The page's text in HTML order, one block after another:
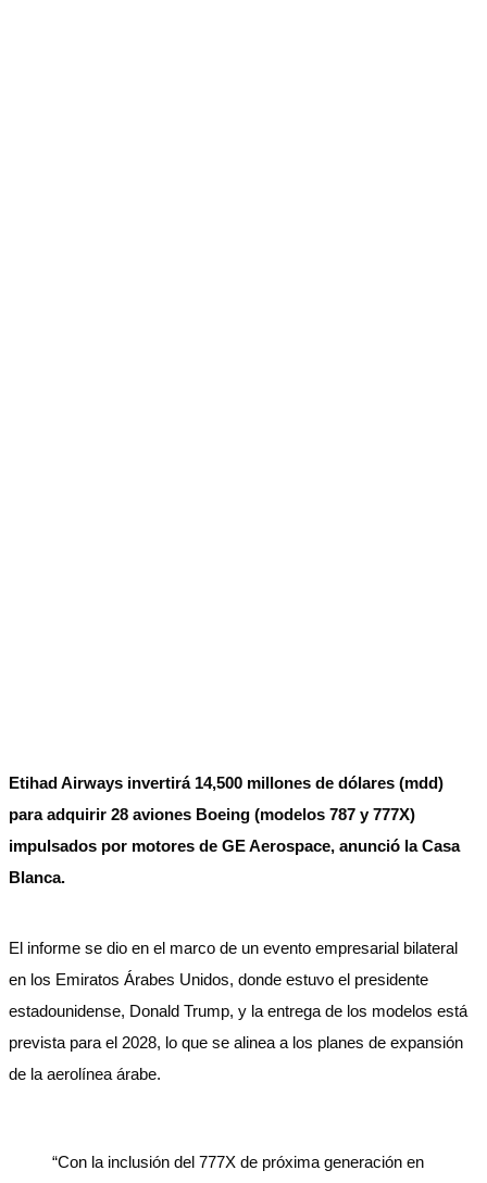
Etihad Airways invertirá 14,500 millones de dólares (mdd)
para adquirir 28 aviones Boeing (modelos 787 y 777X)
impulsados por motores de GE Aerospace, anunció la Casa
Blanca.
El informe se dio en el marco de un evento empresarial bilateral
en los Emiratos Árabes Unidos, donde estuvo el presidente
estadounidense, Donald Trump, y la entrega de los modelos está
prevista para el 2028, lo que se alinea a los planes de expansión
de la aerolínea árabe.
“Con la inclusión del 777X de próxima generación en